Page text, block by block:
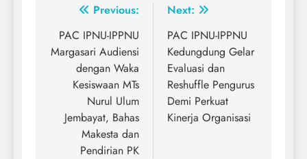
Post
navigation
Previous:
PAC IPNU-IPPNU
Margasari Audiensi
dengan Waka
Kesiswaan MTs
Nurul Ulum
Jembayat, Bahas
Makesta dan
Pendirian PK
Next:
PAC IPNU-IPPNU
Kedungdung Gelar
Evaluasi dan
Reshuffle Pengurus
Demi Perkuat
Kinerja Organisasi